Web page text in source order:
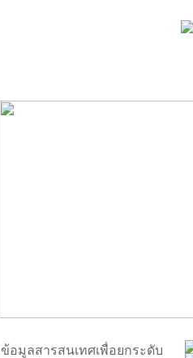
ข้อมูลสารสนเทศเพื่อยกระดับ